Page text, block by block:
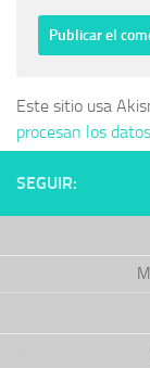
Este sitio usa
procesan los
SEGUIR: